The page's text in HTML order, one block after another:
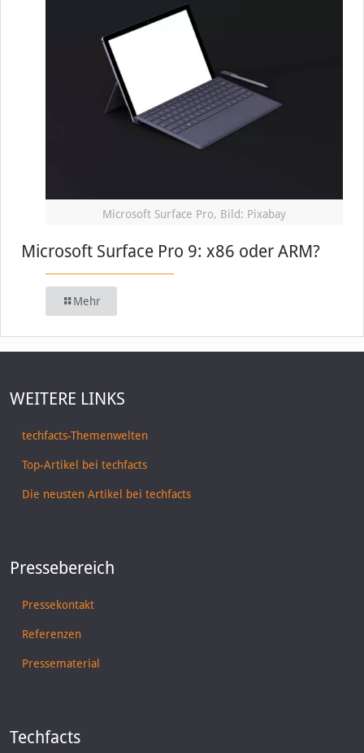
Microsoft Surface Pro, Bild: Pixabay
Microsoft Surface Pro 9: x86 oder ARM?
Mehr
WEITERE LINKS
techfacts-Themenwelten
Top-Artikel bei techfacts
Die neusten Artikel bei techfacts
Pressebereich
Pressekontakt
Referenzen
Pressematerial
Techfacts